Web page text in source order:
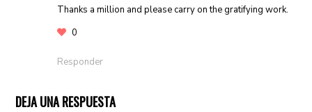
Thanks a million and please carry on the gratifying work.
0
Responder
DEJA UNA RESPUESTA